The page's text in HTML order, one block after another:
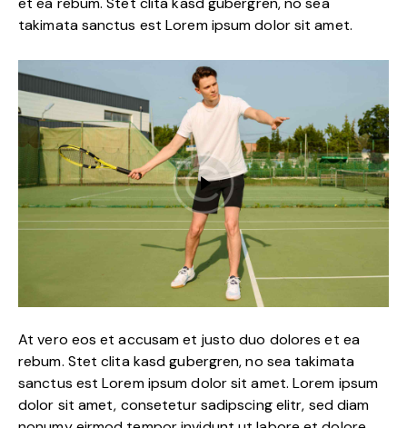
takimata sanctus est Lorem ipsum dolor sit amet.
At vero eos et accusam et justo duo dolores et ea
rebum. Stet clita kasd gubergren, no sea takimata
sanctus est Lorem ipsum dolor sit amet. Lorem ipsum
dolor sit amet, consetetur sadipscing elitr, sed diam